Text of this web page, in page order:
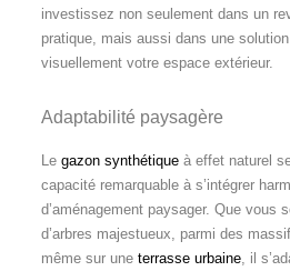
investissez non seulement dans un
pratique, mais aussi dans une
visuellement votre espace extérieur.
Adaptabilité paysagère
Le gazon synthétiqueà effet naturel
capacité remarquable à s’intégrer
d’aménagement paysager. Que vous
d’arbres majestueux, parmi des
même sur une terrasse urbaine, il